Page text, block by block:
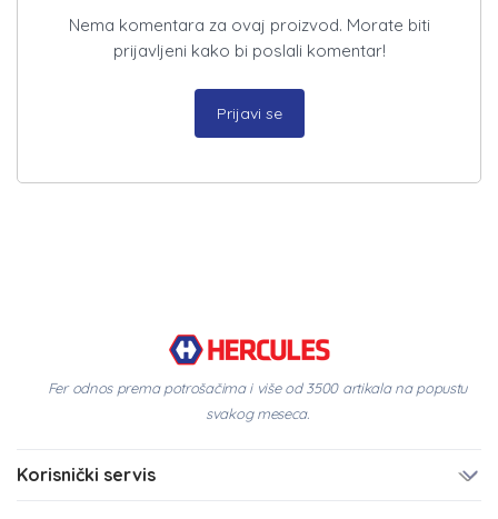
Nema komentara za ovaj proizvod. Morate biti
prijavljeni kako bi poslali komentar!
Prijavi se
Fer odnos prema potrošačima i više od 3500 artikala na popustu
svakog meseca.
Korisnički servis